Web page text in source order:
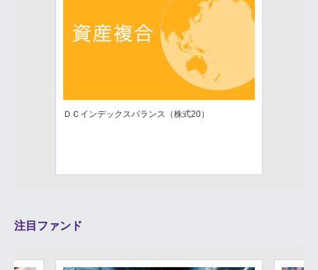
ＤＣインデックスバランス（株式20）
注目ファンド